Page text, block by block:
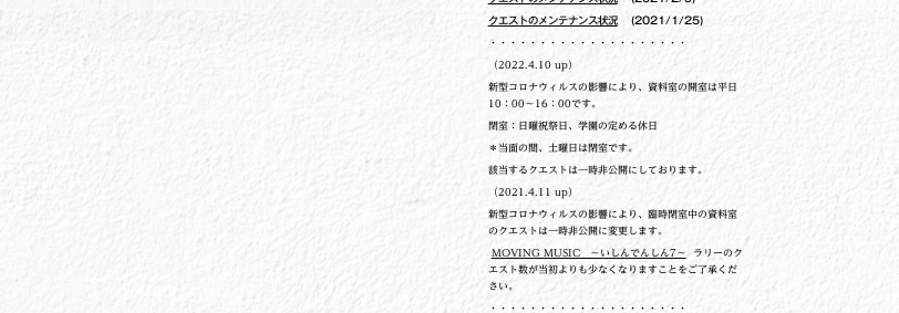
クエストのメンテナンス状況(2021/1/25)
・・・・・・・・・・・・・・・・・・・・
（2022.4.10 up）
新型コロナウィルスの影響により、資料室の開室は平日
10：00～16：00です。
閉室：日曜祝祭日、学園の定める休日
＊当面の間、土曜日は閉室です。
該当するクエストは一時非公開にしております。
（2021.4.11 up）
新型コロナウィルスの影響により、臨時閉室中の資料室
のクエストは一時非公開に変更します。
MOVING MUSIC ～いしんでんしん7～ ラリーのク
エスト数が当初よりも少なくなりますことをご了承くだ
さい。
・・・・・・・・・・・・・・・・・・・・